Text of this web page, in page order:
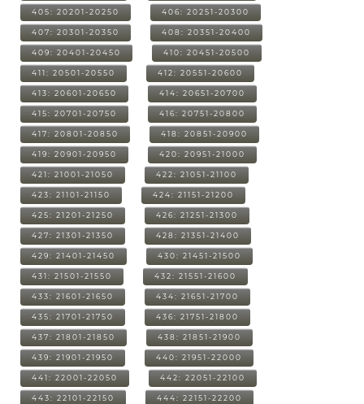
405: 20201-20250 406: 20251-20300
407: 20301-20350 408: 20351-20400
409: 20401-20450 410: 20451-20500
411: 20501-20550 412: 20551-20600
413: 20601-20650 414: 20651-20700
415: 20701-20750 416: 20751-20800
417: 20801-20850 418: 20851-20900
419: 20901-20950 420: 20951-21000
421: 21001-21050 422: 21051-21100
423: 21101-21150 424: 21151-21200
425: 21201-21250 426: 21251-21300
427: 21301-21350 428: 21351-21400
429: 21401-21450 430: 21451-21500
431: 21501-21550 432: 21551-21600
433: 21601-21650 434: 21651-21700
435: 21701-21750 436: 21751-21800
437: 21801-21850 438: 21851-21900
439: 21901-21950 440: 21951-22000
441: 22001-22050 442: 22051-22100
443: 22101-22150 444: 22151-22200